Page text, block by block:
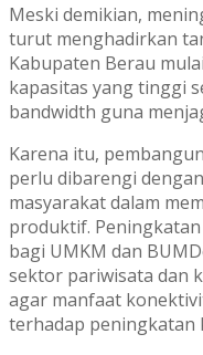
Meski demikian,
turut menghadirkan
Kabupaten Berau
kapasitas yang tinggi
bandwidth guna
Karena itu,
perlu dibarengi
masyarakat dalam
produktif.
bagi UMKM dan
sektor pariwisata dan
agar manfaat
terhadap peningkatan